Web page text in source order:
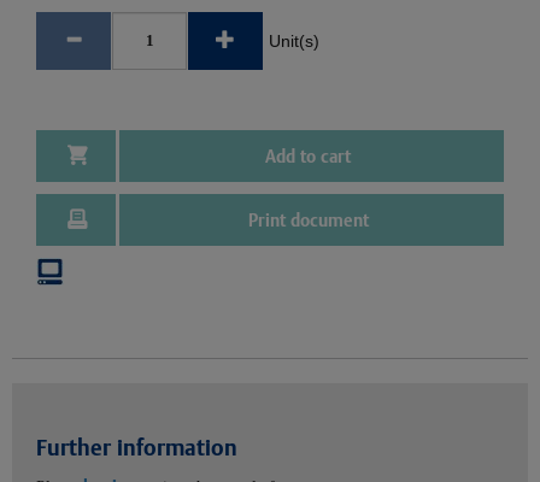
Unit(s)
Add to cart
Print document
Further information